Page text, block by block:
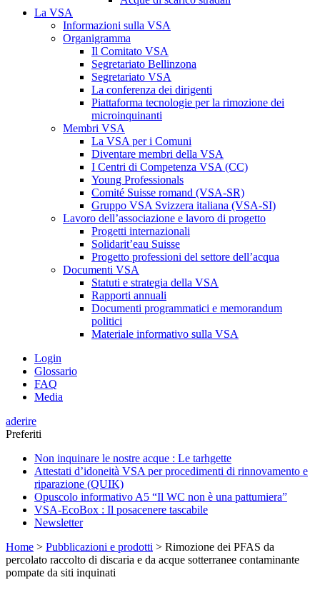
La VSA
Informazioni sulla VSA
Organigramma
Il Comitato VSA
Segretariato Bellinzona
Segretariato VSA
La conferenza dei dirigenti
Piattaforma tecnologie per la rimozione dei
microinquinanti
Membri VSA
La VSA per i Comuni
Diventare membri della VSA
I Centri di Competenza VSA (CC)
Young Professionals
Comité Suisse romand (VSA-SR)
Gruppo VSA Svizzera italiana (VSA-SI)
Lavoro dell’associazione e lavoro di progetto
Progetti internazionali
Solidarit’eau Suisse
Progetto professioni del settore dell’acqua
Documenti VSA
Statuti e strategia della VSA
Rapporti annuali
Documenti programmatici e memorandum
politici
Materiale informativo sulla VSA
Login
Glossario
FAQ
Media
aderire
Preferiti
Non inquinare le nostre acque : Le tarhgette
Attestati d’idoneità VSA per procedimenti di rinnovamento e
riparazione (QUIK)
Opuscolo informativo A5 “Il WC non è una pattumiera”
VSA-EcoBox : Il posacenere tascabile
Newsletter
Home > Pubblicazioni e prodotti > Rimozione dei PFAS da
percolato raccolto di discaria e da acque sotterranee contaminante
pompate da siti inquinati